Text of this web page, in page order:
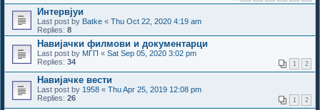
Интервјуи
Last post by Batke « Thu Oct 22, 2020 4:19 am
Replies: 8
Навијачки филмови и документарци
Last post by МГП « Sat Sep 05, 2020 3:02 pm
Replies: 34 1 2
Навијачке вести
Last post by 1958 « Thu Apr 25, 2019 12:08 pm
Replies: 26 1 2